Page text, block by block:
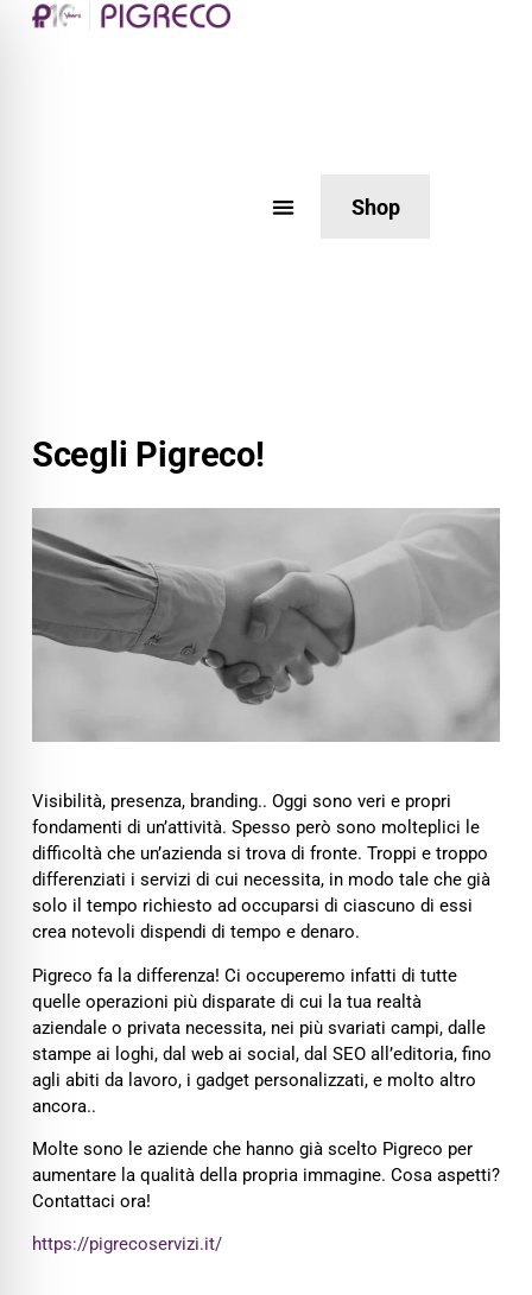
Shop
Scegli Pigreco!
Visibilità, presenza, branding.. Oggi sono veri e propri
fondamenti di un’attività. Spesso però sono molteplici le
difficoltà che un’azienda si trova di fronte. Troppi e troppo
differenziati i servizi di cui necessita, in modo tale che già
solo il tempo richiesto ad occuparsi di ciascuno di essi
crea notevoli dispendi di tempo e denaro.
Pigreco fa la differenza! Ci occuperemo infatti di tutte
quelle operazioni più disparate di cui la tua realtà
aziendale o privata necessita, nei più svariati campi, dalle
stampe ai loghi, dal web ai social, dal SEO all’editoria, fino
agli abiti da lavoro, i gadget personalizzati, e molto altro
ancora..
Molte sono le aziende che hanno già scelto Pigreco per
aumentare la qualità della propria immagine. Cosa aspetti?
Contattaci ora!
https://pigrecoservizi.it/